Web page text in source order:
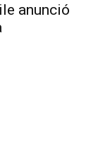
anunció